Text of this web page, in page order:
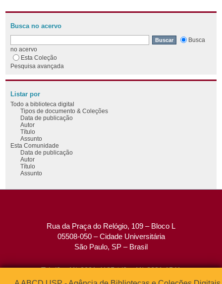
Busca no acervo
Busca
no acervo
Esta Coleção
Pesquisa avançada
Listar por
Todo a biblioteca digital
Tipos de documento & Coleções
Data de publicação
Autor
Título
Assunto
Esta Comunidade
Data de publicação
Autor
Título
Assunto
Rua da Praça do Relógio, 109 – Bloco L
05508-050 – Cidade Universitária
São Paulo, SP – Brasil
Tel: (0xx11) 3091-4195 / (0xx11) 3091-1541
Fax: (0xx11) 3091-1567